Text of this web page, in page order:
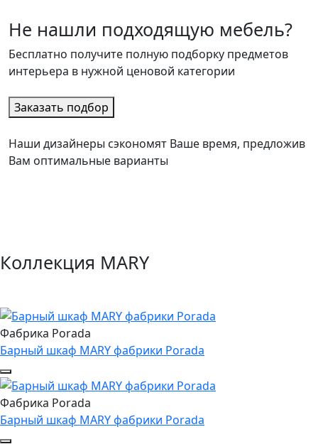
Не нашли подходящую мебель?
Бесплатно получите полную подборку предметов
интерьера в нужной ценовой категории
Заказать подбор
Наши дизайнеры сэкономят Ваше время, предложив
Вам оптимальные варианты
Коллекция MARY
Фабрика Porada
Барный шкаф MARY фабрики Porada
Фабрика Porada
Барный шкаф MARY фабрики Porada